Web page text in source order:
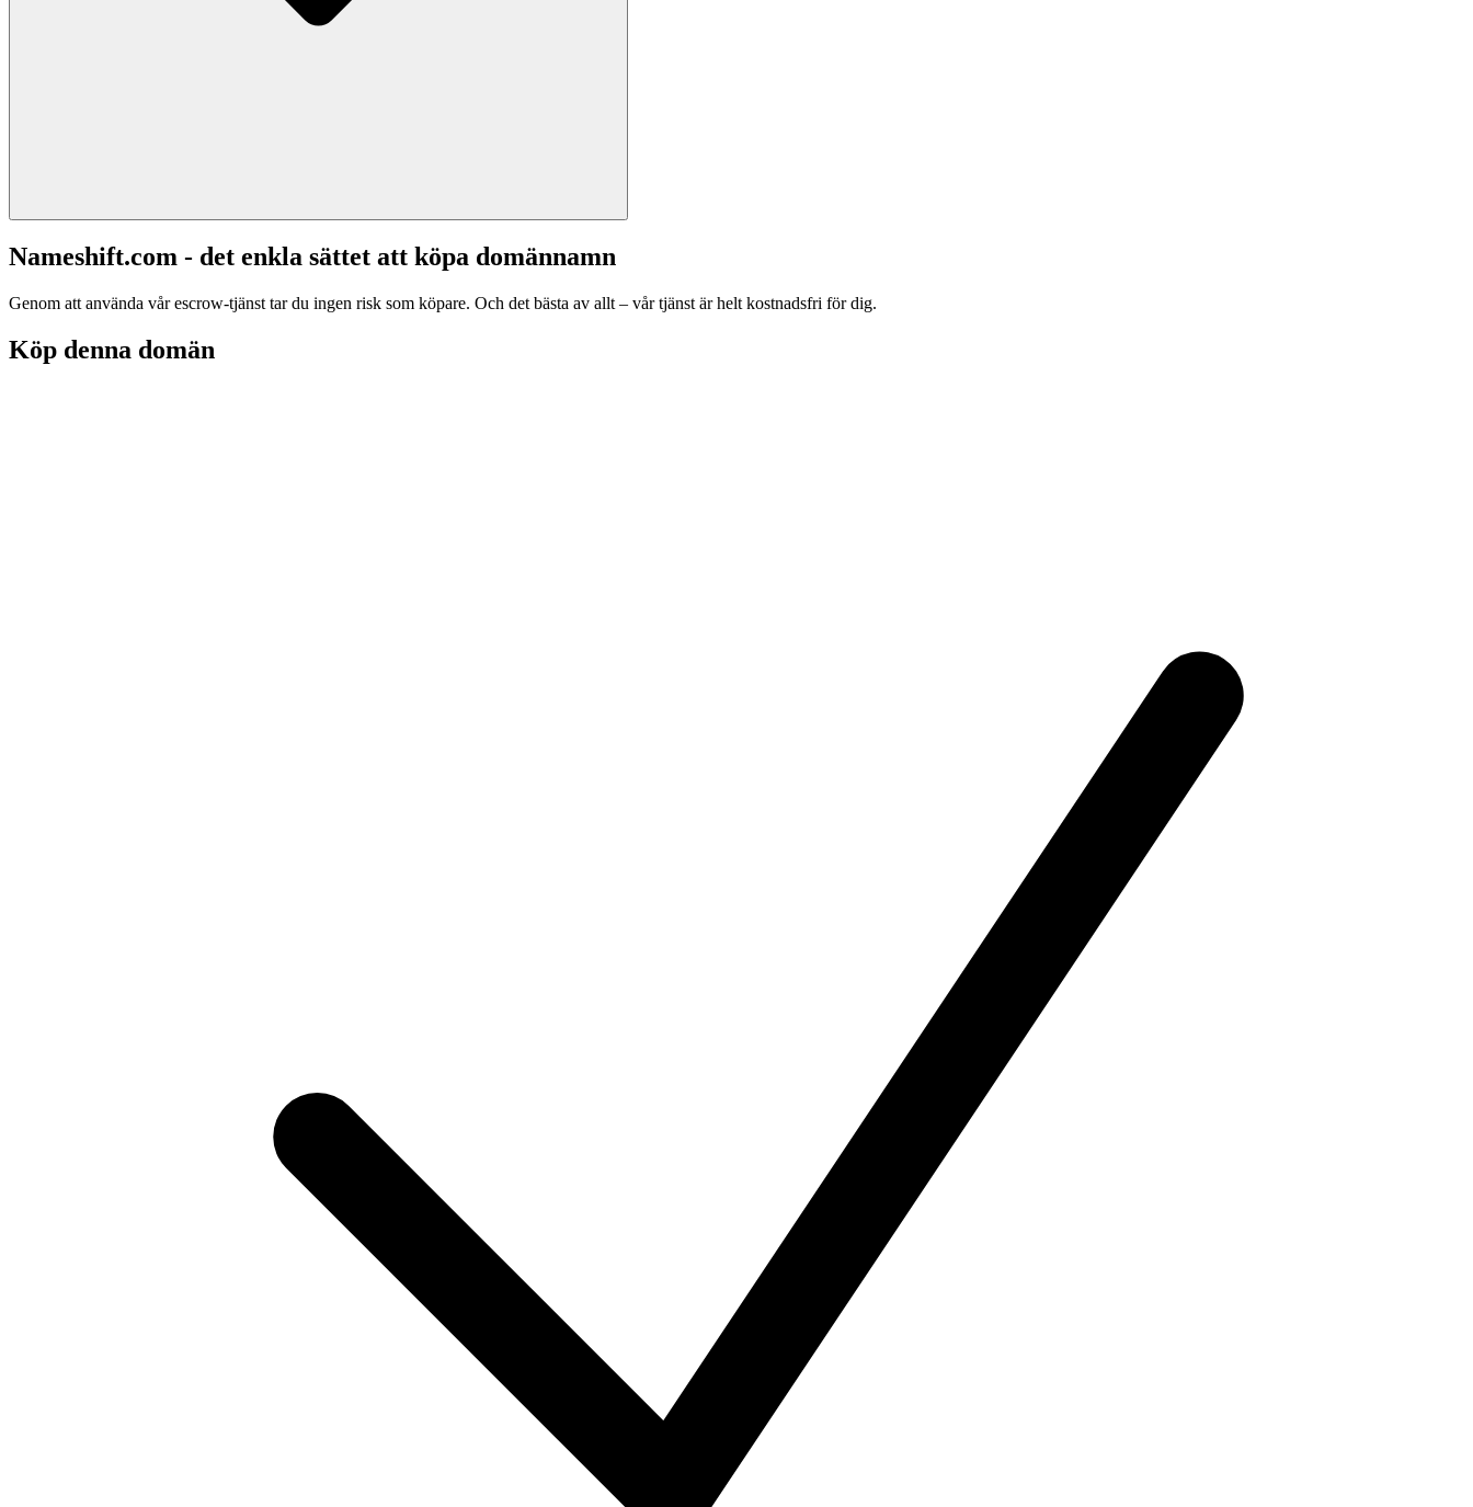
Nameshift.com - det enkla sättet att köpa domännamn
Genom att använda vår escrow-tjänst tar du ingen risk som köpare. Och det bästa av allt – vår tjänst är helt kostnadsfri för dig.
Köp denna domän